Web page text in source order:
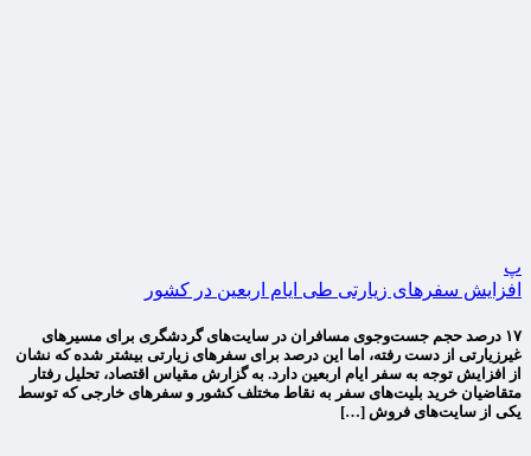
پ
افزایش سفرهای زیارتی طی ایام اربعین در کشور
۱۷ درصد حجم جست‌وجوی مسافران در سایت‌های گردشگری برای مسیرهای
غیرزیارتی از دست رفته، اما این درصد برای سفرهای زیارتی بیشتر شده که نشان
از افزایش توجه به سفر ایام اربعین دارد. به گزارش مقیاس اقتصاد، تحلیل رفتار
متقاضیان خرید بلیت‌های سفر به نقاط مختلف کشور و سفرهای خارجی که توسط
یکی از سایت‌های فروش […]